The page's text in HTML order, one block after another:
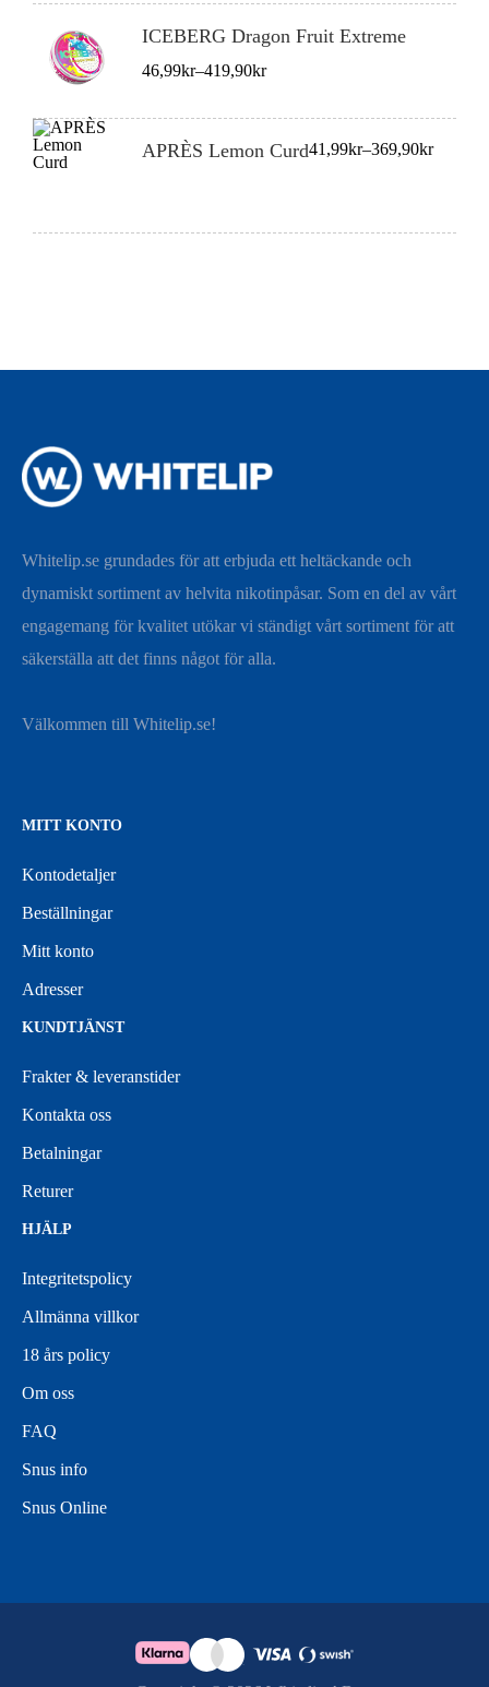
ICEBERG Dragon Fruit Extreme
46,99kr–419,90kr
Prisintervall:
till
APRÈS Lemon Curd41,99kr–369,90kr
Prisintervall:
Whitelip.se grundades för att erbjuda ett heltäckande och
dynamiskt sortiment av helvita nikotinpåsar. Som en del av vårt
engagemang för kvalitet utökar vi ständigt vårt sortiment för att
säkerställa att det finns något för alla.
Välkommen till Whitelip.se!
MITT KONTO
Kontodetaljer
Beställningar
Mitt konto
Adresser
KUNDTJÄNST
Frakter & leveranstider
Kontakta oss
Betalningar
Returer
HJÄLP
Integritetspolicy
Allmänna villkor
18 års policy
Om oss
FAQ
Snus info
Snus Online